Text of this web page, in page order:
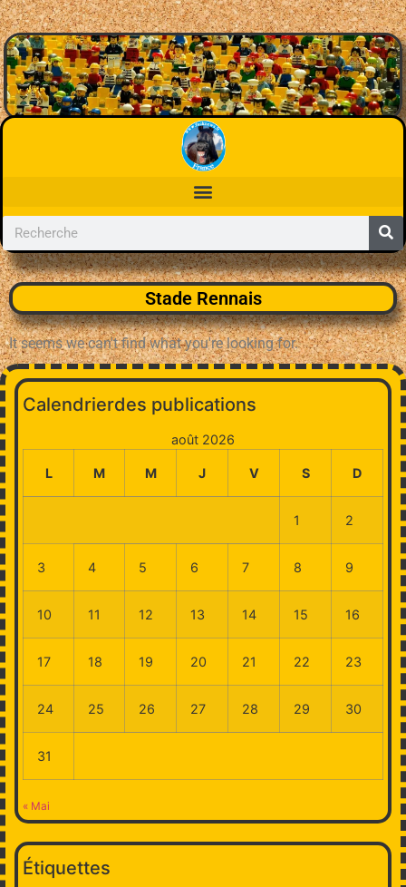
Stade Rennais
It seems we can't find what you're looking for.
Calendrierdes publications
août 2026
L M M J V S D
1 2
3 4 5 6 7 8 9
10 11 12 13 14 15 16
17 18 19 20 21 22 23
24 25 26 27 28 29 30
31
« Mai
Étiquettes